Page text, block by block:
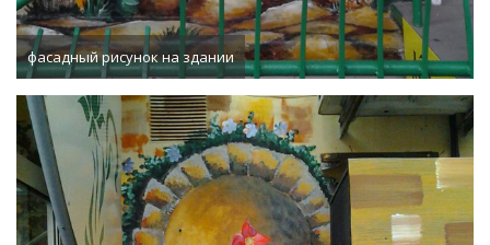
фасадный рисунок на здании